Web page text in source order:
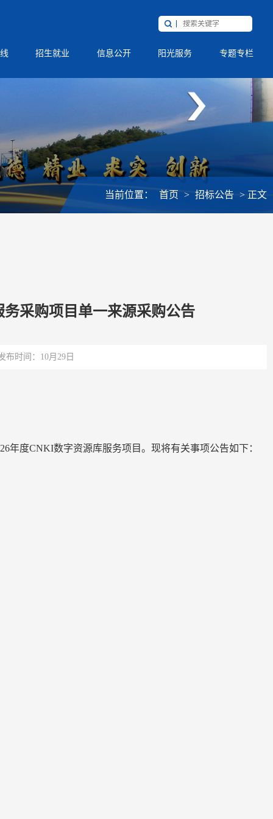
招生就业 信息公开 阳光服务 专题专栏
当前位置： 首页 > 招标公告 > 正文
采购项目单一来源采购公告
布时间：10月29日
年度CNKI数字资源库服务项目。现将有关事项公告如下：